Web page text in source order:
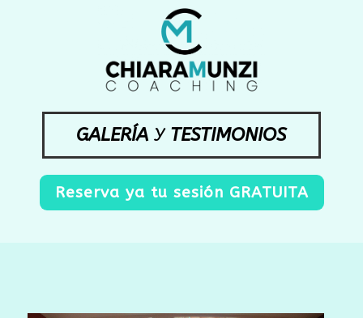
GALERÍA Y TESTIMONIOS
Reserva ya tu sesión GRATUITA